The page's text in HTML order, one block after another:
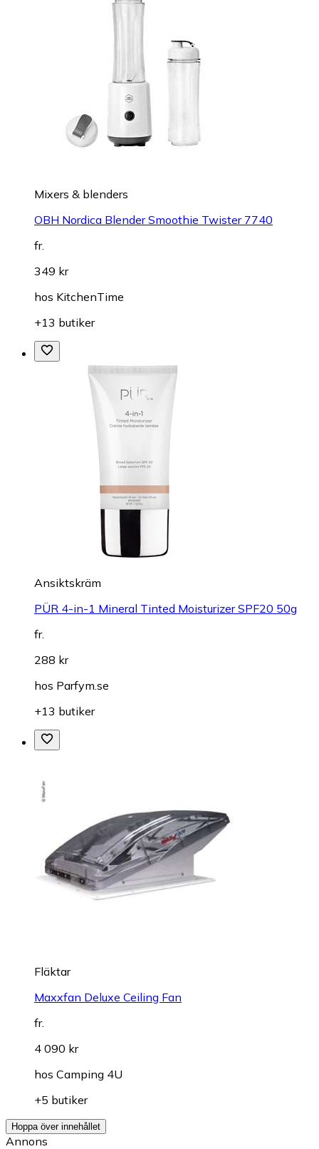
Mixers & blenders
OBH Nordica Blender Smoothie Twister 7740
fr.
349 kr
hos KitchenTime
+13 butiker
Ansiktskräm
PÜR 4-in-1 Mineral Tinted Moisturizer SPF20 50g
fr.
288 kr
hos Parfym.se
+13 butiker
Fläktar
Maxxfan Deluxe Ceiling Fan
fr.
4 090 kr
hos Camping 4U
+5 butiker
Hoppa över innehållet
Annons